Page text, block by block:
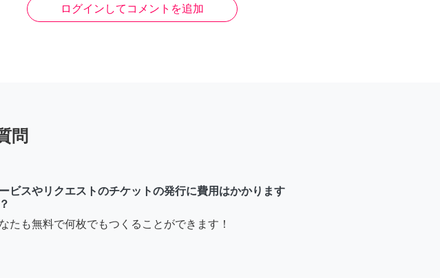
ログインしてコメントを追加
問
ビスやリクエストのチケットの発行に費用はかかります
たも無料で何枚でもつくることができます！